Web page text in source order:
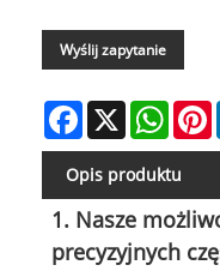
Wyślij zapytanie
Facebook
X
Opis produktu
1. Nasze
precyzyjnych